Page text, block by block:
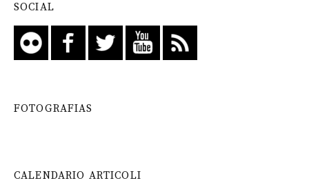
SOCIAL
FOTOGRAFIAS
CALENDARIO ARTICOLI